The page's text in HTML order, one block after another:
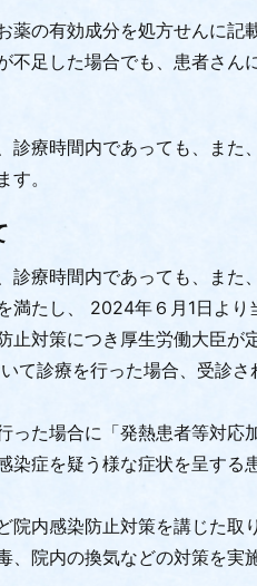
の有効成分を処方せんに記
足した場合でも、患者さん
診療時間内であっても、ま
。
診療時間内であっても、ま
たし、 2024年６月1日より
止対策につき厚生労働大臣
て診療を行った場合、受診
った場合に「発熱患者等対応
染症を疑う様な症状を呈す
内感染防止対策を講じた取
、院内の換気などの対策を